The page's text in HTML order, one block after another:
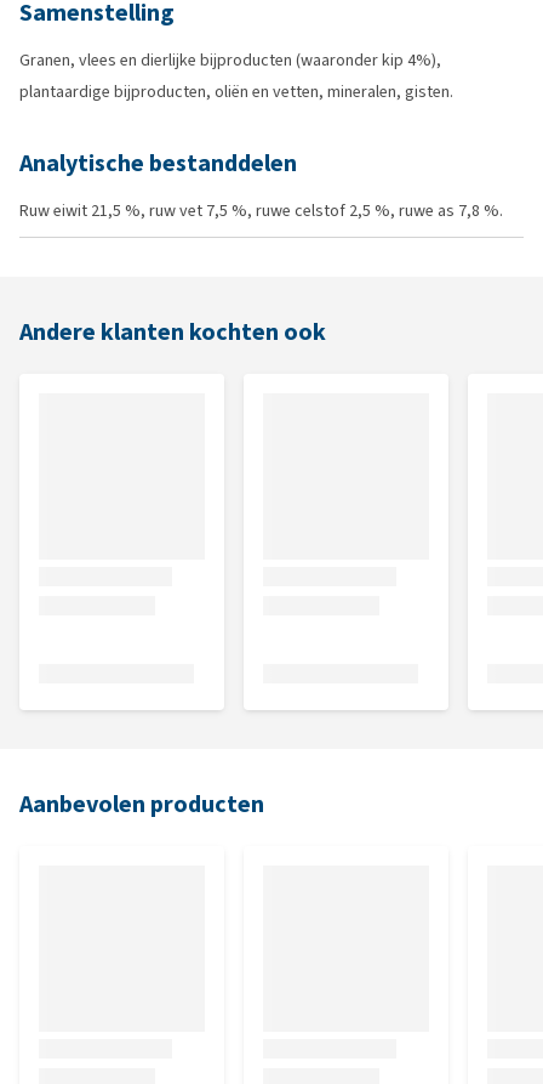
Samenstelling
Granen, vlees en dierlijke bijproducten (waaronder kip 4%),
plantaardige bijproducten, oliën en vetten, mineralen, gisten.
Analytische bestanddelen
Ruw eiwit 21,5 %, ruw vet 7,5 %, ruwe celstof 2,5 %, ruwe as 7,8 %.
Andere klanten kochten ook
Aanbevolen producten